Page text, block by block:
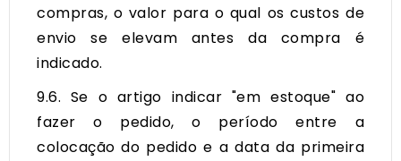
compras, o valor para o qual os custos de
envio se elevam antes da compra é
indicado.
9.6. Se o artigo indicar "em estoque" ao
fazer o pedido, o período entre a
colocação do pedido e a data da primeira